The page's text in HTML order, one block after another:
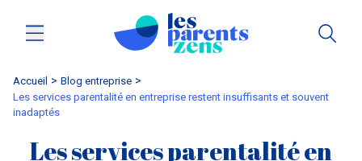
Accueil
blog entreprise
Les services parentalité en entreprise restent insuffisants et souvent
inadaptés
Les services parentalité en